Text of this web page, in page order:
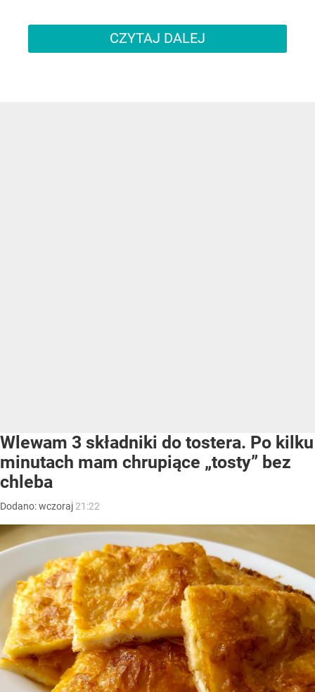
CZYTAJ DALEJ
Wlewam 3 składniki do tostera. Po kilku
minutach mam chrupiące „tosty” bez
chleba
Dodano:wczoraj 21:22